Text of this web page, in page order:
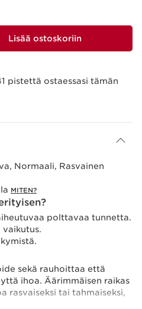
Lisää ostoskoriin
pistettä ostaessasi tämän
Normaali, Rasvainen
MITEN?
polttavaa tunnetta.
vaikutus.
sekä rauhoittaa että
ihoa. Äärimmäisen raikas
rasvaiseksi tai tahmaiseksi,